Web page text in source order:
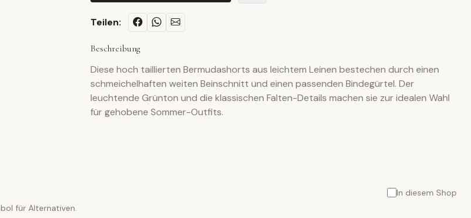
Teilen:
Beschreibung
Diese hoch taillierten Bermudashorts aus leichtem Leinen bestechen durch einen
schmeichelhaften weiten Beinschnitt und einen passenden Bindegürtel. Der
leuchtende Grünton und die klassischen Falten-Details machen sie zur idealen Wahl
für gehobene Sommer-Outfits.
In diesem Shop
für Alternativen.